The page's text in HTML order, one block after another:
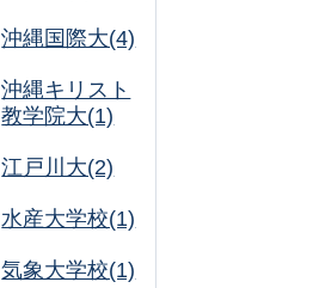
沖縄国際大(4)
沖縄キリスト
教学院大(1)
江戸川大(2)
水産大学校(1)
気象大学校(1)